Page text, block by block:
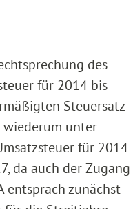
des
für 2014 bis
Steuersatz
wiederum unter
für 2014
da auch der Zugang
entsprach zunächst